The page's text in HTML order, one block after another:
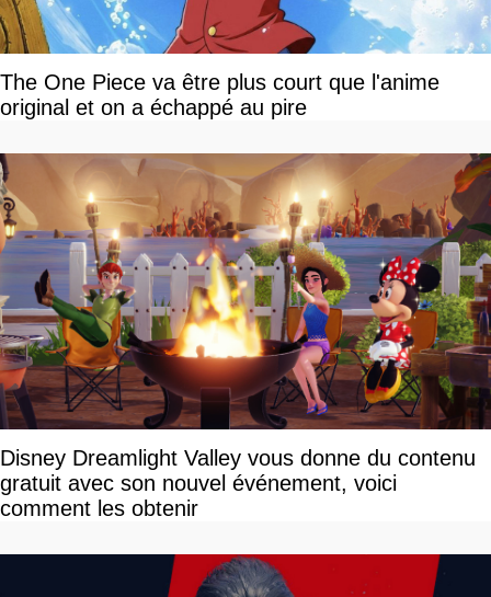
The One Piece va être plus court que l'anime
original et on a échappé au pire
Disney Dreamlight Valley vous donne du contenu
gratuit avec son nouvel événement, voici
comment les obtenir